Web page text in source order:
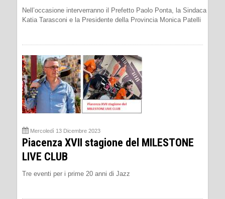
Nell’occasione interverranno il Prefetto Paolo Ponta, la Sindaca
Katia Tarasconi e la Presidente della Provincia Monica Patelli
Mercoledì 13 Dicembre 2023
Piacenza XVII stagione del MILESTONE
LIVE CLUB
Tre eventi per i prime 20 anni di Jazz